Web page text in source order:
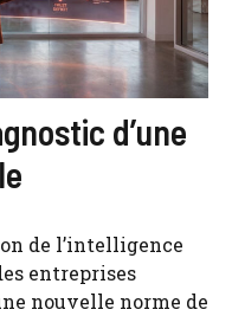
d’une
de l’intelligence
entreprises
nouvelle norme de